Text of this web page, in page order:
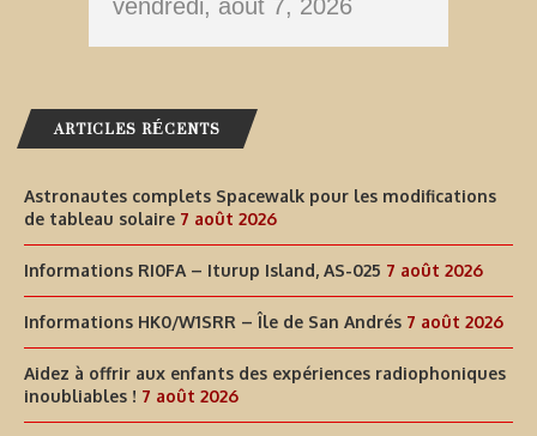
vendredi, août 7, 2026
ARTICLES RÉCENTS
Astronautes complets Spacewalk pour les modifications
de tableau solaire 7 août 2026
Informations RI0FA – Iturup Island, AS-025 7 août 2026
Informations HK0/W1SRR – Île de San Andrés 7 août 2026
Aidez à offrir aux enfants des expériences radiophoniques
inoubliables ! 7 août 2026